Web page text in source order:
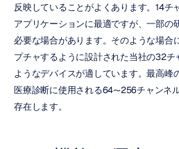
反映していることがよくあります。14チ
アプリケーションに最適ですが、一部の
必要な場合があります。そのような場合
プチャするように設計された当社の32チ
ようなデバイスが適しています。最高峰
医療診断に使用される64〜256チャンネ
存在します。